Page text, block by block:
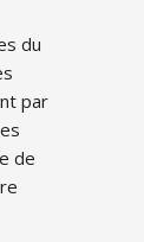
du
par
de